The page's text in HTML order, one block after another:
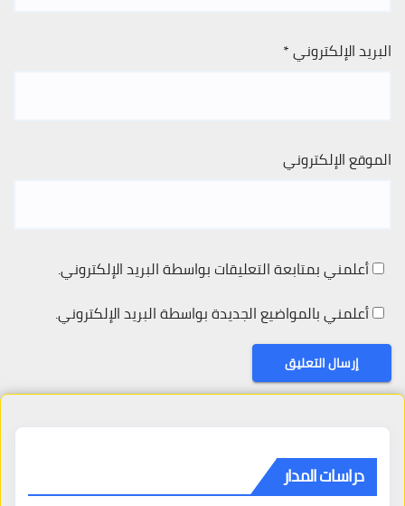
البريد الإلكتروني*
الموقع الإلكتروني
أعلمني بمتابعة التعليقات بواسطة البريد الإلكتروني.
أعلمني بالمواضيع الجديدة بواسطة البريد الإلكتروني.
دراسات المدار